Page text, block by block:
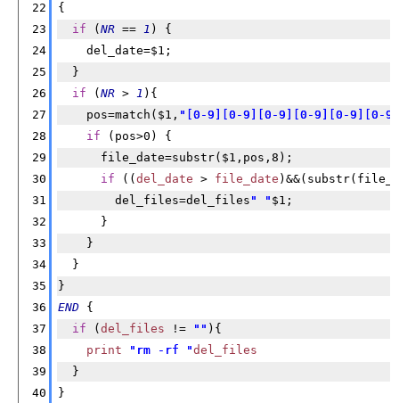
22
23
24
25
26
27
28
29
30
31
32
33
34
35
36
37
38
39
40
{
if ( NR == 1 ) {
    del_date=$1;
  }
if ( NR > 1 ){
    pos=match($1,
"[0-9][0-9][0-9][0-9][0-9][0-
if (pos>0) {
      file_date=substr($1,pos,8);
if (( del_date > file_date
        del_files=del_files
" " $1;
      }
    }
  }
}
END {
if ( del_files != "" ){
print
"rm -rf "del_files
  }
}